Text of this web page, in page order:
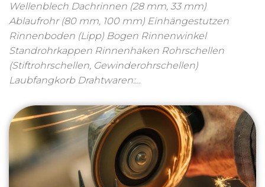
Wellenblech Dachrinnen (28 mm, 33 mm)
Ablaufrohr (80 mm, 100 mm) Einhängestutzen
Rinnenboden (Lipp) Bogen Rinnenwinkel
Standrohrkappen Rinnenhaken Rohrschellen
(Stiftrohrschellen, Gewinderohrschellen)
Laubfangkorb Drahtwaren:…